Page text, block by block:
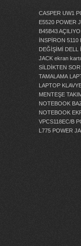
CASPER UW1
E5520 POWER
B45B43
İNSPİRON
DEĞİŞİMİ
DELL
JACK ekran
SİLDİKTEN
TAMALAMA
LAPTOP
MENTEŞE
NOTEBOOK
NOTEBOOK
VPCS118EC/B
L775 POWER